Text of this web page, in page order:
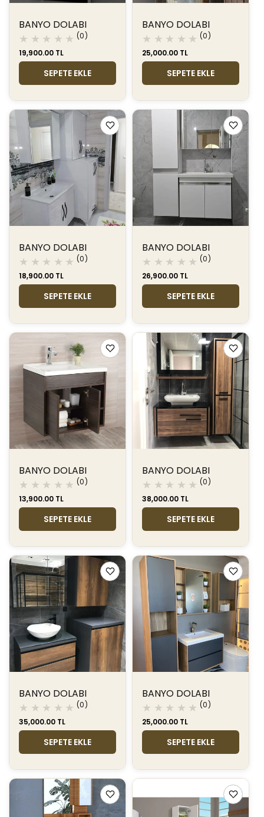
(0)
değerlendirme
BANYO DOLABI
Normal
fiyat
19,900.00 TL
SEPETE EKLE
(0)
BANYO DOLABI
Normal
fiyat
25,000.00 TL
SEPETE EKLE
(0)
değerlendirme
BANYO DOLABI
Normal
fiyat
18,900.00 TL
SEPETE EKLE
(0)
BANYO DOLABI
Normal
fiyat
26,900.00 TL
SEPETE EKLE
(0)
değerlendirme
BANYO DOLABI
Normal
fiyat
13,900.00 TL
SEPETE EKLE
(0)
BANYO DOLABI
Normal
fiyat
38,000.00 TL
SEPETE EKLE
(0)
değerlendirme
BANYO DOLABI
Normal
fiyat
35,000.00 TL
SEPETE EKLE
(0)
BANYO DOLABI
Normal
fiyat
25,000.00 TL
SEPETE EKLE